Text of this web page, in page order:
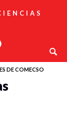
DE COMECSO